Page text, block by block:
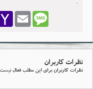
Yahoo
Email Message
نظرات کاربران
نظرات کاربران برای این مطلب فعال نیست